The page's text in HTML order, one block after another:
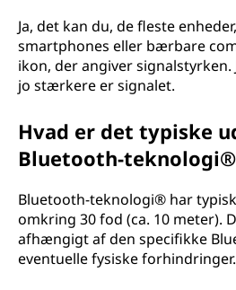
Ja, det kan du, de fleste
smartphones eller bærbare
ikon, der angiver signalstyrken.
jo stærkere er signalet.
Hvad er det typiske
Bluetooth-
Bluetooth-teknologi® har
omkring 30 fod (ca. 10 meter).
afhængigt af den specifikke
eventuelle fysiske forhindringer.